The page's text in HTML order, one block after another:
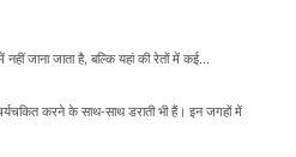
जाना जाता है, बल्कि यहां की रेतों में कई...
करने के साथ-साथ डराती भी हैं। इन जगहों में